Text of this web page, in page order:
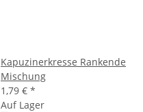
Kapuzinerkresse Rankende
Mischung
1,79 € *
Auf Lager